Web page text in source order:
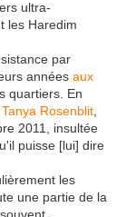
ultra-
les Haredim
par
années aux
quartiers. En
Rosenblit
2011, insultée
puisse [lui] dire
les
une partie de la